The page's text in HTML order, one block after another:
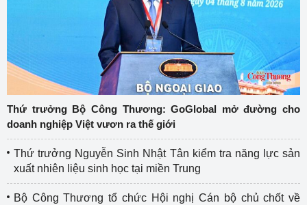
Thứ trưởng Bộ Công Thương: GoGlobal mở đường cho
doanh nghiệp Việt vươn ra thế giới
Thứ trưởng Nguyễn Sinh Nhật Tân kiểm tra năng lực sản
xuất nhiên liệu sinh học tại miền Trung
Bộ Công Thương tổ chức Hội nghị Cán bộ chủ chốt về